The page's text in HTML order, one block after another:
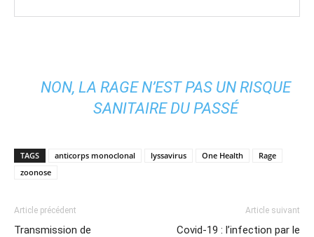
NON, LA RAGE N’EST PAS UN RISQUE
SANITAIRE DU PASSÉ
TAGS anticorps monoclonal lyssavirus One Health
Rage
zoonose
Article précédent
Transmission de
Article suivant
Covid-19 : l’infection par le